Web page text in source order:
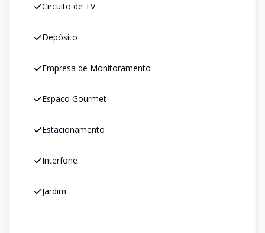
Circuito de TV
Depósito
Empresa de Monitoramento
Espaco Gourmet
Estacionamento
Interfone
Jardim